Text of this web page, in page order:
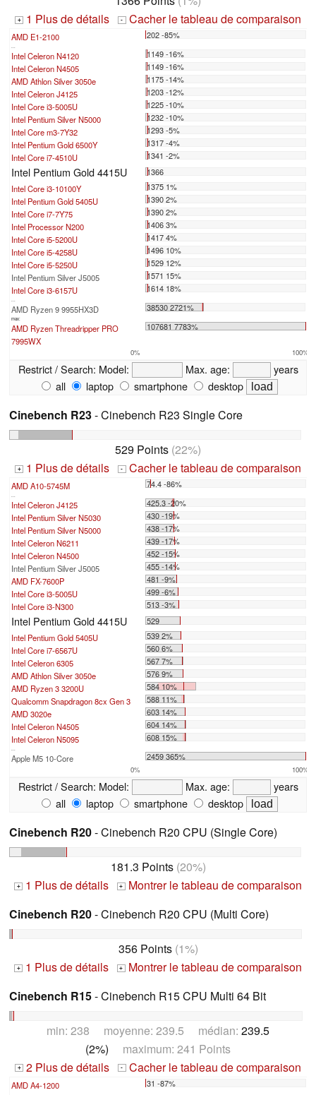
+ 1 Plus de détails - Cacher le tableau de comparaison
AMD E1-2100 202 -85%
...
Intel Celeron N4120
1149 -16%
Intel Celeron N4505
1149 -16%
AMD Athlon Silver 3050e
1175 -14%
Intel Celeron J4125
1203 -12%
Intel Core i3-5005U
1225 -10%
Intel Pentium Silver N5000
1232 -10%
Intel Core m3-7Y32
1293 -5%
Intel Pentium Gold 6500Y
1317 -4%
Intel Core i7-4510U
1341 -2%
Intel Pentium Gold 4415U
1366
Intel Core i3-10100Y
1375 1%
Intel Pentium Gold 5405U
1390 2%
Intel Core i7-7Y75
1390 2%
Intel Processor N200
1406 3%
Intel Core i5-5200U
1417 4%
Intel Core i5-4258U
1496 10%
Intel Core i5-5250U
1529 12%
Intel Pentium Silver J5005
1571 15%
Intel Core i3-6157U
1614 18%
...
AMD Ryzen 9 9955HX3D 38530 2721%
max:
AMD Ryzen Threadripper PRO
7995WX
107681 7783%
0% 100%
Restrict / Search: Model: Max. age:
years
all
laptop smartphone desktop
Cinebench R23- Cinebench R23 Single Core
529 Points (22%)
+ 1 Plus de détails - Cacher le tableau de comparaison
AMD A10-5745M 74.4 -86%
...
Intel Celeron J4125
425.3 -20%
Intel Pentium Silver N5030
430 -19%
Intel Pentium Silver N5000
438 -17%
Intel Celeron N6211
439 -17%
Intel Celeron N4500
452 -15%
Intel Pentium Silver J5005
455 -14%
AMD FX-7600P
481 -9%
Intel Core i3-5005U
499 -6%
Intel Core i3-N300
513 -3%
Intel Pentium Gold 4415U
529
Intel Pentium Gold 5405U
539 2%
Intel Core i7-6567U
560 6%
Intel Celeron 6305
567 7%
AMD Athlon Silver 3050e
576 9%
AMD Ryzen 3 3200U
584 10%
Qualcomm Snapdragon 8cx Gen 3
588 11%
AMD 3020e
603 14%
Intel Celeron N4505
604 14%
Intel Celeron N5095
608 15%
...
Apple M5 10-Core 2459 365%
0% 100%
Restrict / Search: Model: Max. age:
years
all
laptop smartphone desktop
Cinebench R20- Cinebench R20 CPU (Single Core)
181.3 Points(20%)
+ 1 Plus de détails + Montrer le tableau de comparaison
Cinebench R20- Cinebench R20 CPU (Multi Core)
356 Points(1%)
+ 1 Plus de détails + Montrer le tableau de comparaison
Cinebench R15- Cinebench R15 CPU Multi 64 Bit
min: 238 moyenne: 239.5 médian: 239.5
(2%) maximum: 241 Points
+ 2 Plus de détails - Cacher le tableau de comparaison
AMD A4-1200 31 -87%